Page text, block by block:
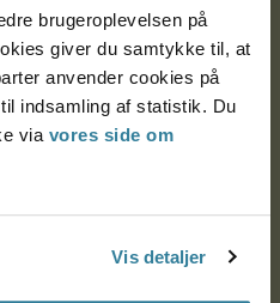
brugeroplevelsen på
giver du samtykke til, at
anvender cookies på
indsamling af statistik. Du
via vores side om
Vis detaljer